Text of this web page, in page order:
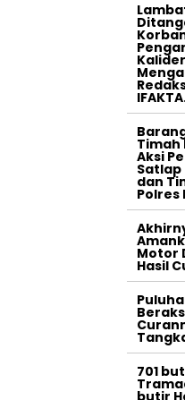
Timah
Aksi
Satlap
dan
Polres
Motor
Hasil
701
butir